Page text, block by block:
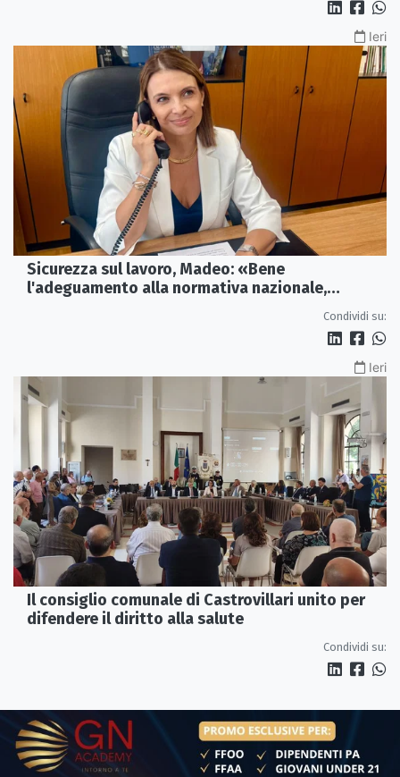
Ieri
Sicurezza sul lavoro, Madeo: «Bene
l'adeguamento alla normativa nazionale,
Condividi su:
Ieri
Il consiglio comunale di Castrovillari unito per
difendere il diritto alla salute
Condividi su: